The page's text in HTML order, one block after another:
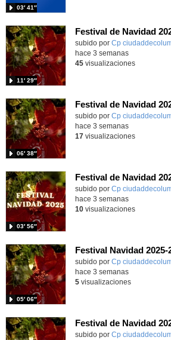
03′ 41″
subido por Cp
11′ 29″
hace 3 semanas
45visualizaciones
subido por Cp
06′ 38″
hace 3 semanas
17visualizaciones
subido por Cp
03′ 56″
hace 3 semanas
10visualizaciones
subido por Cp
05′ 06″
hace 3 semanas
5visualizaciones
subido por Cp